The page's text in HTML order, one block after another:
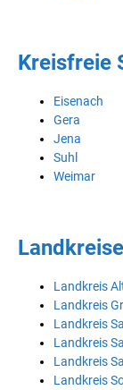
Kreisfreie
Eisenach
Gera
Jena
Suhl
Weimar
Landkreis
Landkreis
Landkreis
Landkreis
Landkreis
Landkreis